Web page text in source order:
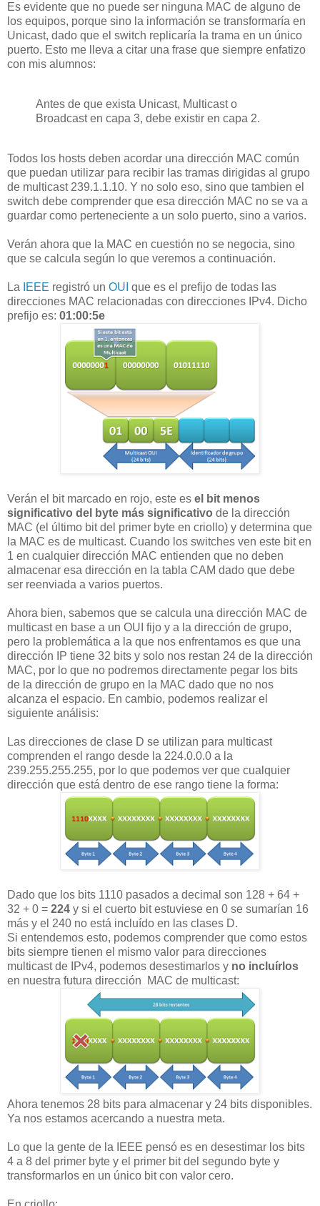
Es evidente que no puede ser ninguna MAC de alguno de
los equipos, porque sino la información se transformaría en
Unicast, dado que el switch replicaría la trama en un único
puerto. Esto me lleva a citar una frase que siempre enfatizo
con mis alumnos:
Antes de que exista Unicast, Multicast o
Broadcast en capa 3, debe existir en capa 2.
Todos los hosts deben acordar una dirección MAC común
que puedan utilizar para recibir las tramas dirigidas al grupo
de multicast 239.1.1.10. Y no solo eso, sino que tambien el
switch debe comprender que esa dirección MAC no se va a
guardar como perteneciente a un solo puerto, sino a varios.
Verán ahora que la MAC en cuestión no se negocia, sino
que se calcula según lo que veremos a continuación.
La IEEE registró un OUI que es el prefijo de todas las
direcciones MAC relacionadas con direcciones IPv4. Dicho
prefijo es: 01:00:5e
Verán el bit marcado en rojo, este es el bit menos
significativo del byte más significativo de la dirección
MAC (el último bit del primer byte en criollo) y determina que
la MAC es de multicast. Cuando los switches ven este bit en
1 en cualquier dirección MAC entienden que no deben
almacenar esa dirección en la tabla CAM dado que debe
ser reenviada a varios puertos.
Ahora bien, sabemos que se calcula una dirección MAC de
multicast en base a un OUI fijo y a la dirección de grupo,
pero la problemática a la que nos enfrentamos es que una
dirección IP tiene 32 bits y solo nos restan 24 de la dirección
MAC, por lo que no podremos directamente pegar los bits
de la dirección de grupo en la MAC dado que no nos
alcanza el espacio. En cambio, podemos realizar el
siguiente análisis:
Las direcciones de clase D se utilizan para multicast
comprenden el rango desde la 224.0.0.0 a la
239.255.255.255, por lo que podemos ver que cualquier
dirección que está dentro de ese rango tiene la forma:
Dado que los bits 1110 pasados a decimal son 128 + 64 +
32 + 0 = 224 y si el cuerto bit estuviese en 0 se sumarían 16
más y el 240 no está incluído en las clases D.
Si entendemos esto, podemos comprender que como estos
bits siempre tienen el mismo valor para direcciones
multicast de IPv4, podemos desestimarlos y no incluírlos
en nuestra futura dirección MAC de multicast:
Ahora tenemos 28 bits para almacenar y 24 bits disponibles.
Ya nos estamos acercando a nuestra meta.
Lo que la gente de la IEEE pensó es en desestimar los bits
4 a 8 del primer byte y el primer bit del segundo byte y
transformarlos en un único bit con valor cero.